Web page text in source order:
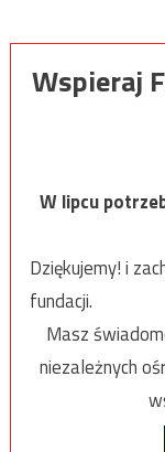
Wspieraj
W lipcu
Dziękujemy! i
fundacji.
Masz
niezależnych